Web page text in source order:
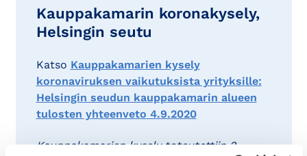
Kauppakamarin koronakysely,
Helsingin seutu
Katso Kauppakamarien kysely
koronaviruksen vaikutuksista yrityksille:
Helsingin seudun kauppakamarin alueen
tulosten yhteenveto 4.9.2020
Kauppakamarien kysely toteutettiin 2.